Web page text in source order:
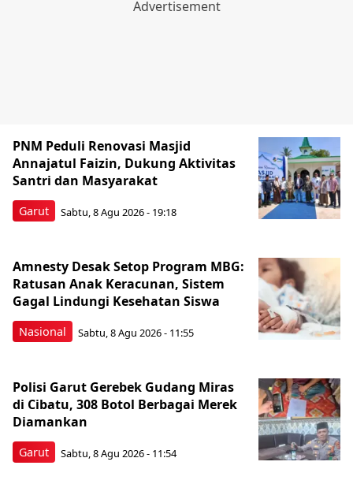
Garut
PNM Peduli Renovasi Masjid
Annajatul Faizin, Dukung Aktivitas
Santri dan Masyarakat
Sabtu, 8 Agu 2026 - 19:18
Nasional
Amnesty Desak Setop Program MBG:
Ratusan Anak Keracunan, Sistem
Gagal Lindungi Kesehatan Siswa
Sabtu, 8 Agu 2026 - 11:55
Garut
Polisi Garut Gerebek Gudang Miras
di Cibatu, 308 Botol Berbagai Merek
Diamankan
Sabtu, 8 Agu 2026 - 11:54